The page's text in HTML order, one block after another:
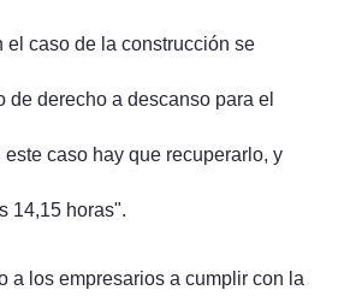
el caso de la construcción se
de derecho a descanso para el
caso hay que recuperarlo, y
14,15 horas".
a los empresarios a cumplir con la